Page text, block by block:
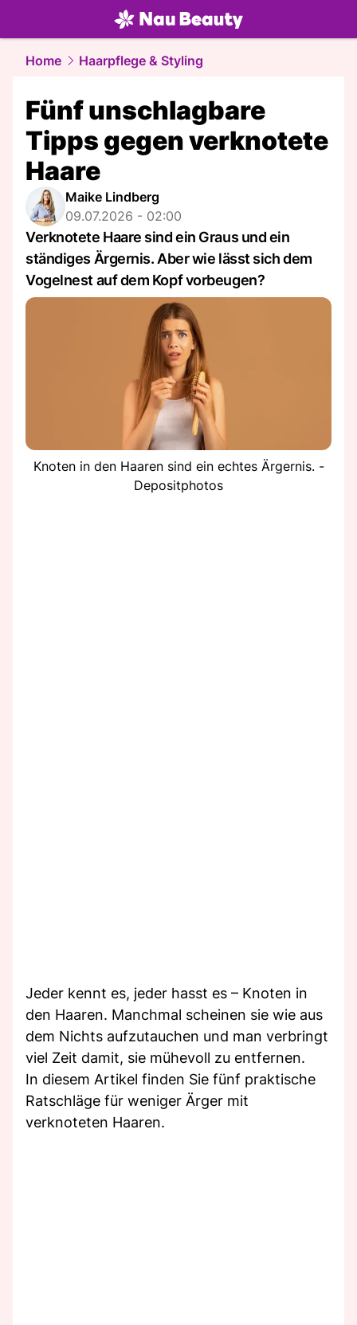
beauty.NAU.ch
Home Haarpflege & Styling
Fünf unschlagbare
Tipps gegen verknotete
Haare
Maike Lindberg
09.07.2026 - 02:00
Verknotete Haare sind ein Graus und ein
ständiges Ärgernis. Aber wie lässt sich dem
Vogelnest auf dem Kopf vorbeugen?
Knoten in den Haaren sind ein echtes Ärgernis. -
Depositphotos
Jeder kennt es, jeder hasst es – Knoten in
den Haaren. Manchmal scheinen sie wie aus
dem Nichts aufzutauchen und man verbringt
viel Zeit damit, sie mühevoll zu entfernen.
In diesem Artikel finden Sie fünf praktische
Ratschläge für weniger Ärger mit
verknoteten Haaren.